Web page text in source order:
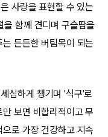
사랑을 표현할 수 있는
함께 견디며 구슬땀을
든든한 버팀목이 되는
심하게 챙기며 '식구'로
보면 비합리적이고 무
로 가장 건강하고 지속